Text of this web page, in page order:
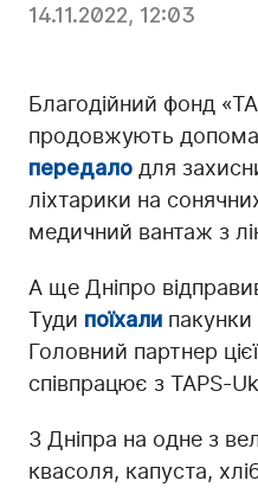
14.11.2022, 12:03
Благодійний фонд
продовжують
передало для
ліхтарики на
медичний вантаж з
А ще Дніпро
Туди поїхали
Головний партнер
співпрацює з TAPS-
З Дніпра на одне з
квасоля, капуста,